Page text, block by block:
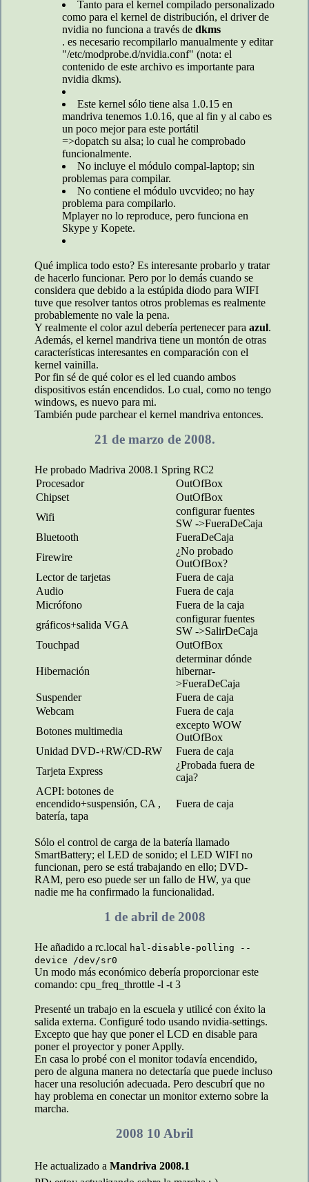
Tanto para el kernel compilado personalizado
como para el kernel de distribución, el driver de
nvidia no funciona a través de dkms
. es necesario recompilarlo manualmente y editar
"/etc/modprobe.d/nvidia.conf" (nota: el
contenido de este archivo es importante para
nvidia dkms).
Este kernel sólo tiene alsa 1.0.15 en
mandriva tenemos 1.0.16, que al fin y al cabo es
un poco mejor para este portátil
=>dopatch su alsa; lo cual he comprobado
funcionalmente.
No incluye el módulo compal-laptop; sin
problemas para compilar.
No contiene el módulo uvcvideo; no hay
problema para compilarlo.
Mplayer no lo reproduce, pero funciona en
Skype y Kopete.
Qué implica todo esto? Es interesante probarlo y tratar
de hacerlo funcionar. Pero por lo demás cuando se
considera que debido a la estúpida diodo para WIFI
tuve que resolver tantos otros problemas es realmente
probablemente no vale la pena.
Y realmente el color azul debería pertenecer para azul.
Además, el kernel mandriva tiene un montón de otras
características interesantes en comparación con el
kernel vainilla.
Por fin sé de qué color es el led cuando ambos
dispositivos están encendidos. Lo cual, como no tengo
windows, es nuevo para mi.
También pude parchear el kernel mandriva entonces.
21 de marzo de 2008.
He probado Madriva 2008.1 Spring RC2
Procesador
OutOfBox
Chipset
OutOfBox
Wifi
configurar fuentes
SW ->FueraDeCaja
Bluetooth
FueraDeCaja
Firewire
¿No probado
OutOfBox?
Lector de tarjetas
Fuera de caja
Audio
Fuera de caja
Micrófono
Fuera de la caja
gráficos+salida VGA
configurar fuentes
SW ->SalirDeCaja
Touchpad
OutOfBox
Hibernación
determinar dónde
hibernar-
>FueraDeCaja
Suspender
Fuera de caja
Webcam
Fuera de caja
Botones multimedia
excepto WOW
OutOfBox
Unidad DVD-+RW/CD-RW
Fuera de caja
Tarjeta Express
¿Probada fuera de
caja?
ACPI: botones de
encendido+suspensión, CA ,
batería, tapa
Fuera de caja
Sólo el control de carga de la batería llamado
SmartBattery; el LED de sonido; el LED WIFI no
funcionan, pero se está trabajando en ello; DVD-
RAM, pero eso puede ser un fallo de HW, ya que
nadie me ha confirmado la funcionalidad.
1 de abril de 2008
He añadido a rc.local hal-disable-polling --
device /dev/sr0
Un modo más económico debería proporcionar este
comando: cpu_freq_throttle -l -t 3
Presenté un trabajo en la escuela y utilicé con éxito la
salida externa. Configuré todo usando nvidia-settings.
Excepto que hay que poner el LCD en disable para
poner el proyector y poner Applly.
En casa lo probé con el monitor todavía encendido,
pero de alguna manera no detectaría que puede incluso
hacer una resolución adecuada. Pero descubrí que no
hay problema en conectar un monitor externo sobre la
marcha.
2008 10 Abril
He actualizado a Mandriva 2008.1